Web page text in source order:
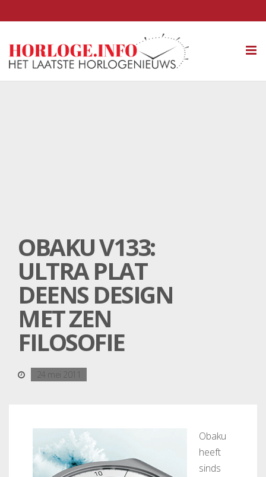
OBAKU V133:
ULTRA PLAT
DEENS DESIGN
MET ZEN
FILOSOFIE
24 mei 2011
Obaku
heeft
sinds